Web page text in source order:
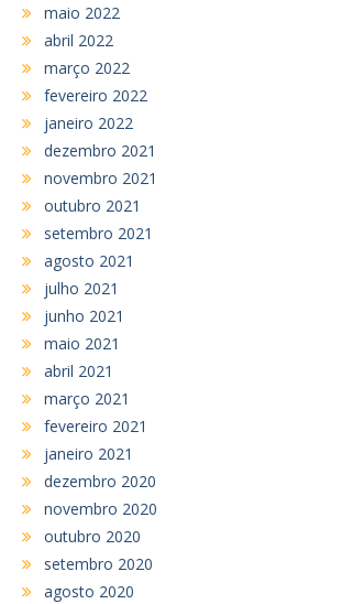
maio 2022
abril 2022
março 2022
fevereiro 2022
janeiro 2022
dezembro 2021
novembro 2021
outubro 2021
setembro 2021
agosto 2021
julho 2021
junho 2021
maio 2021
abril 2021
março 2021
fevereiro 2021
janeiro 2021
dezembro 2020
novembro 2020
outubro 2020
setembro 2020
agosto 2020